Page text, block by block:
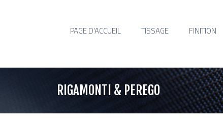
PAGE D'ACCUEIL TISSAGE FINITION
RIGAMONTI & PEREGO